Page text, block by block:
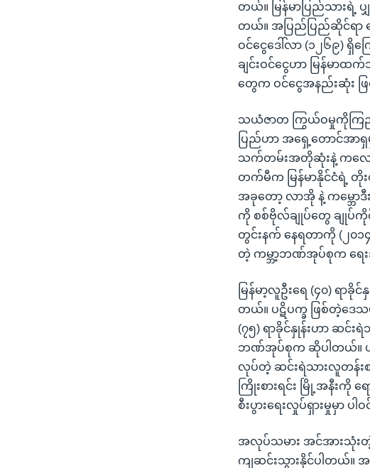
တယ်။ မြန်မာပြည်သားရဲ့
တယ်။ အပြည်ပြည်ဆိုင်ရာ ငွ
ဝင်ငွေဒေါ်လာ (၁၂၆၉) ရှိ
ချင်းဝင်ငွေဟာ မြန်မာ
တွေက ဝင်ငွေအနည်းဆုံး ဖ
သယံဇာတ ကြွယ်ဝမှုကိုကြည့်
ပြည်ဟာ အရှေ့တောင်အာ
သက်တမ်းအတိုဆုံးနဲ့ ကလေး
တက်မီက မြန်မာနိုင်ငံရဲ့ တို
အခုတော့ လာအို နဲ့ ကမ္ဘောဒီး
ကို စစ်ဗိုလ်ချုပ်တွေ ချုပ်ကိုင်
တွင်းနက် နေရတာကို (၂၀၁၄)
တဲ့ ကမ္ဘာ့ဘဏ်အုပ်စုက ရေးသ
မြန်မာ့လူဦးရေ (၄၀) ရာ
တယ်။ ပဋိပက္ခ ဖြစ်တဲ့ဒေသ
(၇၅) ရာခိုင်နှုန်းဟာ ဆင်း
ဘဏ်အုပ်စုက ဆိုပါတယ်။ ပထ
လုပ်တဲ့ ဆင်းရဲသားလူတန်း
ကြိုးစားရင်း မြို့အနီး
စီးပွားရေးလှုပ်ရှားမှုမှာ
အလုပ်သမား အင်အားသုံးတဲ့လု
ကျဆင်းသွားနိုင်ပါတယ်။